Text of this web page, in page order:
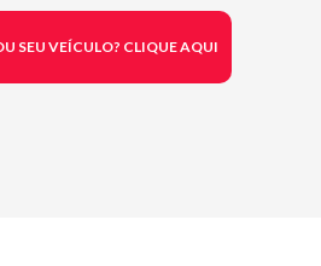
SEU VEÍCULO? CLIQUE AQUI